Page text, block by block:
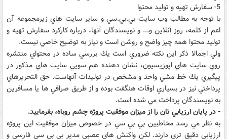
5- سفارش تهيه و توليد محتوا
با توجه به مطالب وب سايت بي.بي.سي و ساير سايت هاي زيرمجموعه آن
اعم از كلمه، روز آنلاين و... و نويسندگان آنها، درباره كاركرد سفارش تهيه و
توليد محتوا همه چيز واضح و روشن است و نياز به توضيح خاصي نيست.
ولي اجمالا ذكر اين نكته ضروري است يك بررسي ساده در محتواي منتشره
روي سايت هاي اپوزيسيون، نشان دهنده هم سويي سايت هاي مذكور در
پيگيري يك خط مشي واحد و مشخص در توليدات آنهاست. حق التحريرهاي
پرداختي نيز در بسياري اوقات هنگفت بوده و از طريق صرافي ها يا مسافرين
به نويسندگان پرداخت مي شده است.
- در پايان ارزيابي تان را از ميزان موفقيت پروژه چشم روباه، بفرماييد.
به نظر مي رسد مخاطبين بي بي سي در خصوص ميزان موفقيت اين پروژه
ارزيابي دقيق تري دارند. لكن واكنش هاي عصبي مدير بي بي سي فارسي و